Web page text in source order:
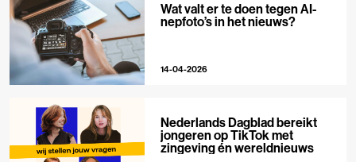
Wat valt er te doen tegen AI-
nepfoto’s in het nieuws?
14-04-2026
Nederlands Dagblad bereikt
jongeren op TikTok met
zingeving én wereldnieuws